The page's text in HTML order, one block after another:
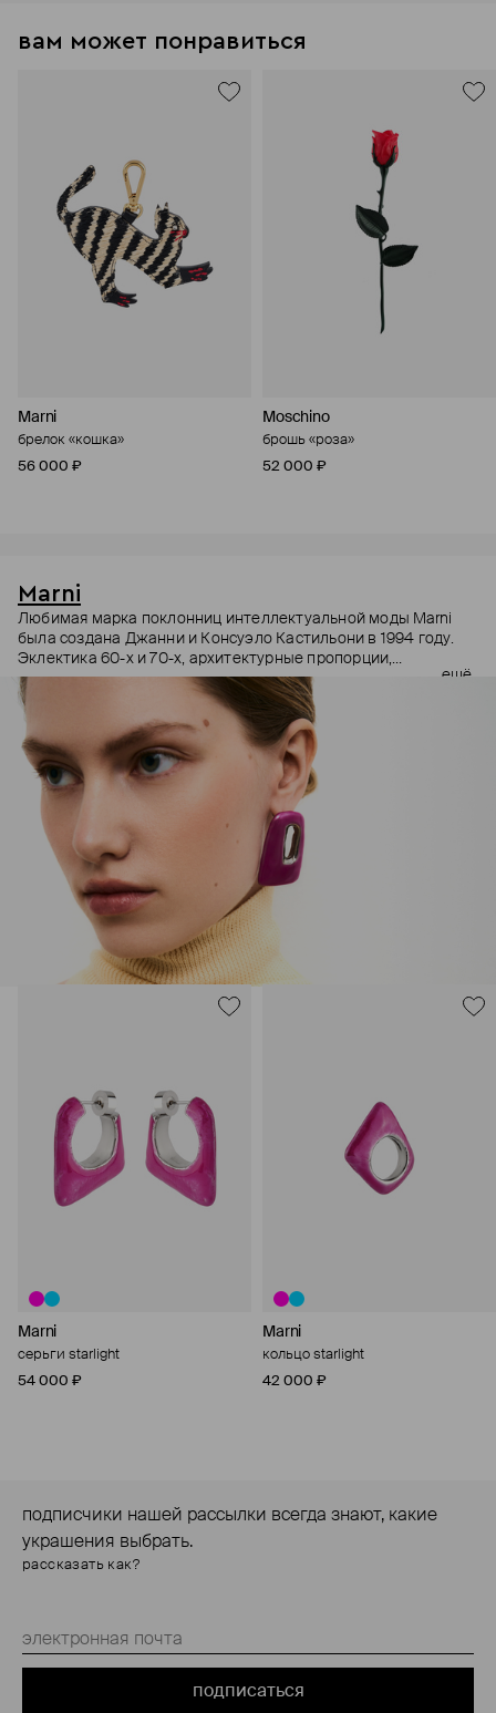
вам может понравиться
Marni
брелок «кошка»
56 000 ₽
Moschino
брошь «роза»
52 000 ₽
Marni
Любимая марка поклонниц интеллектуальной моды Marni
была создана Джанни и Консуэло Кастильони в 1994 году.
Эклектика 60-х и 70-х, архитектурные пропорции,
необычный взгляд на простые силуэты и, разумеется,
заметные украшения – Дом Marni уже двадцать лет верен
своему неподражаемому почерку, а коллаборации с
молодыми художниками привносят в него новые штрихи.
ещё
Marni
серьги starlight
54 000 ₽
Marni
кольцо starlight
42 000 ₽
подписчики нашей рассылки всегда знают, какие
украшения выбрать.
рассказать как?
подписаться